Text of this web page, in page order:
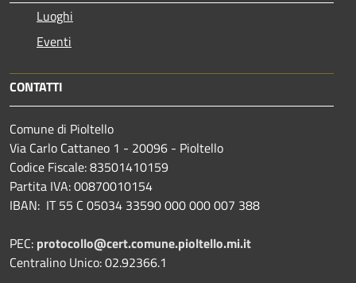
Luoghi
Eventi
CONTATTI
Comune di Pioltello
Via Carlo Cattaneo 1 - 20096 - Pioltello
Codice Fiscale: 83501410159
Partita IVA: 00870010154
IBAN: IT 55 C 05034 33590 000 000 007 388
PEC: protocollo@cert.comune.pioltello.mi.it
Centralino Unico: 02.92366.1